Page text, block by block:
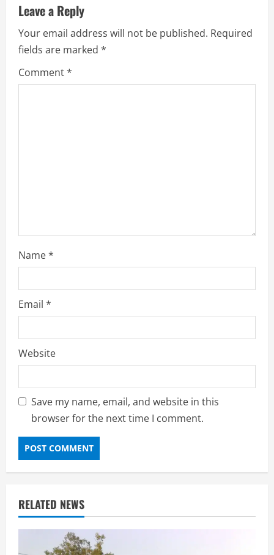
e
R
e
Leave a Reply
Your email address will not be published. Required
fields are marked *
Comment*
Name*
Email *
Website
Save my name, email, and website in this
browser for the next time I comment.
RELATED NEWS